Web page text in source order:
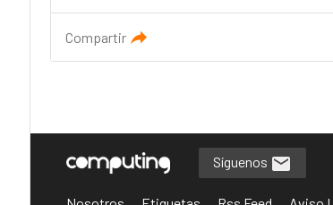
Compartir
Síguenos